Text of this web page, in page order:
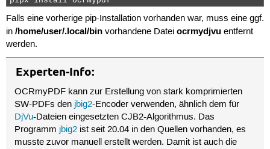
Falls eine vorherige pip-Installation vorhanden war, muss eine ggf.
in /home/user/.local/binvorhandene Datei ocrmydjvuentfernt
werden.
Experten-Info:
OCRmyPDF kann zur Erstellung von stark komprimierten
SW-PDFs den jbig2-Encoder verwenden, ähnlich dem für
DjVu-Dateien eingesetzten CJB2-Algorithmus. Das
Programm jbig2 ist seit 20.04 in den Quellen vorhanden, es
musste zuvor manuell erstellt werden. Damit ist auch die